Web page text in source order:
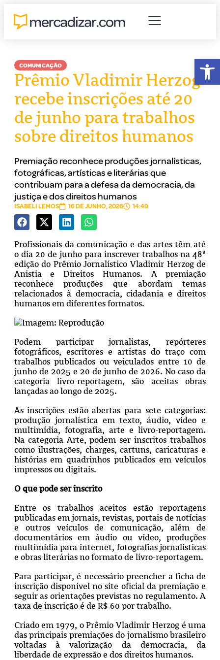
COMUNICAÇÃO
Prêmio Vladimir Herzog
recebe inscrições até 20
de junho para trabalhos
sobre direitos humanos
Premiação reconhece produções jornalísticas,
fotográficas, artísticas e literárias que
contribuam para a defesa da democracia, da
justiça e dos direitos humanos
ISABELI LEMOS 16 DE JUNHO, 2026 14:49
Profissionais da comunicação e das artes têm até
o dia 20 de junho para inscrever trabalhos na 48ª
edição do Prêmio Jornalístico Vladimir Herzog de
Anistia e Direitos Humanos. A premiação
reconhece produções que abordam temas
relacionados à democracia, cidadania e direitos
humanos em diferentes formatos.
Imagem: Reprodução
Podem participar jornalistas, repórteres
fotográficos, escritores e artistas do traço com
trabalhos publicados ou veiculados entre 10 de
junho de 2025 e 20 de junho de 2026. No caso da
categoria livro-reportagem, são aceitas obras
lançadas ao longo de 2025.
As inscrições estão abertas para sete categorias:
produção jornalística em texto, áudio, vídeo e
multimídia, fotografia, arte e livro-reportagem.
Na categoria Arte, podem ser inscritos trabalhos
como ilustrações, charges, cartuns, caricaturas e
histórias em quadrinhos publicados em veículos
impressos ou digitais.
O que pode ser inscrito
Entre os trabalhos aceitos estão reportagens
publicadas em jornais, revistas, portais de notícias
e outros veículos de comunicação, além de
documentários em áudio ou vídeo, produções
multimídia para internet, fotografias jornalísticas
e obras literárias no formato de livro-reportagem.
Para participar, é necessário preencher a ficha de
inscrição disponível no site oficial da premiação e
seguir as orientações previstas no regulamento. A
taxa de inscrição é de R$ 60 por trabalho.
Criado em 1979, o Prêmio Vladimir Herzog é uma
das principais premiações do jornalismo brasileiro
voltadas à valorização da democracia, da
liberdade de expressão e dos direitos humanos.